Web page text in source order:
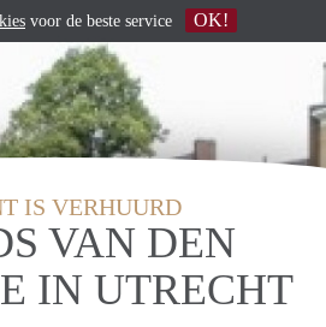
IS VERHUURD
VAN DEN
IN UTRECHT
voor de beste service OK!